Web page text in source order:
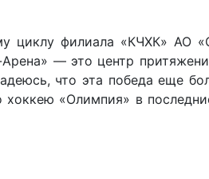
циклу филиала «КЧХК» АО
— это центр
что эта победа еще
«Олимпия» в